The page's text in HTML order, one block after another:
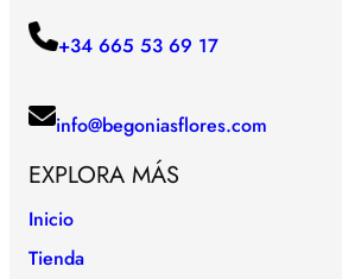
+34 665 53 69 17
info@begoniasflores.com
EXPLORA MÁS
Inicio
Tienda